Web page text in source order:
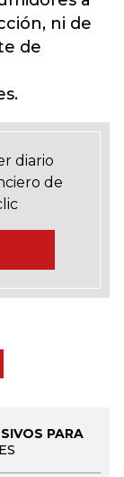
ni de
de
diario
de
PARA